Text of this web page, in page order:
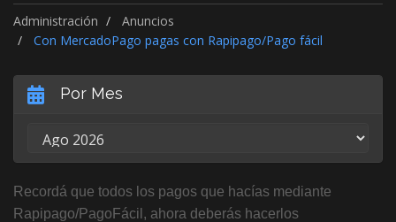
Administración
Anuncios
Con MercadoPago pagas con Rapipago/Pago fácil
Por Mes
Recordá que todos los pagos que hacías mediante
Rapipago/PagoFácil, ahora deberás hacerlos